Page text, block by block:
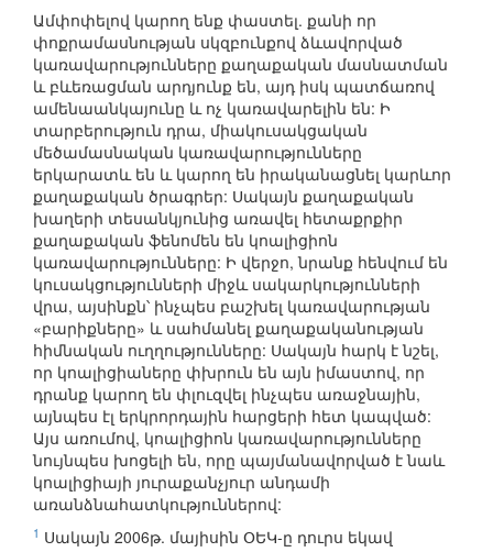
Ամփոփելով կարող ենք փաստել. քանի որ
փոքրամասնության սկզբունքով ձևավորված
կառավարությունները քաղաքական մասնատման
և բևեռացման արդյունք են, այդ իսկ պատճառով
ամենաանկայունը և ոչ կառավարելին են: Ի
տարբերություն դրա, միակուսակցական
մեծամասնական կառավարությունները
երկարատև են և կարող են իրականացնել կարևոր
քաղաքական ծրագրեր: Սակայն քաղաքական
խաղերի տեսանկյունից առավել հետաքրքիր
քաղաքական ֆենոմեն են կոալիցիոն
կառավարությունները: Ի վերջո, նրանք հենվում են
կուսակցությունների միջև սակարկությունների
վրա, այսինքն՝ ինչպես բաշխել կառավարության
«բարիքները» և սահմանել քաղաքականության
հիմնական ուղղությունները: Սակայն հարկ է նշել,
որ կոալիցիաները փխրուն են այն իմաստով, որ
դրանք կարող են փլուզվել ինչպես առաջնային,
այնպես էլ երկրորդային հարցերի հետ կապված:
Այս առումով, կոալիցիոն կառավարությունները
նույնպես խոցելի են, որը պայմանավորված է նաև
կոալիցիայի յուրաքանչյուր անդամի
առանձնահատկություններով:
1 Սակայն 2006թ. մայիսին ՕԵԿ-ը դուրս եկավ